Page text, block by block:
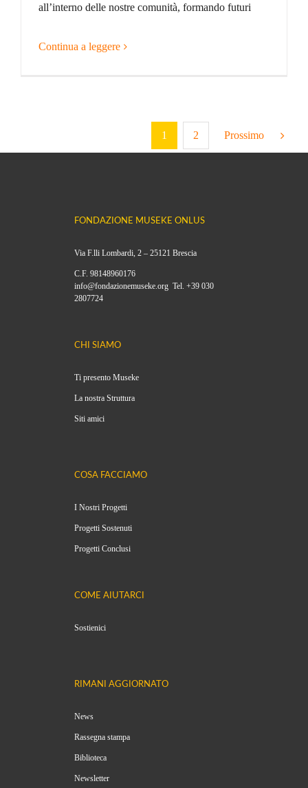
all’interno delle nostre comunità, formando futuri
Continua a leggere
1 2 Prossimo
FONDAZIONE MUSEKE ONLUS
Via F.lli Lombardi, 2 – 25121 Brescia
C.F. 98148960176
info@fondazionemuseke.org Tel. +39 030
2807724
CHI SIAMO
Ti presento Museke
La nostra Struttura
Siti amici
COSA FACCIAMO
I Nostri Progetti
Progetti Sostenuti
Progetti Conclusi
COME AIUTARCI
Sostienici
RIMANI AGGIORNATO
News
Rassegna stampa
Biblioteca
Newsletter